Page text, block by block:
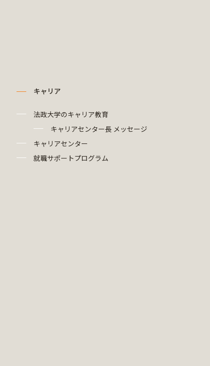
キャリア
法政大学のキャリア教育
キャリアセンター長 メッセージ
キャリアセンター
就職サポートプログラム